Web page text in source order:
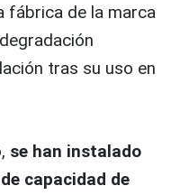
fábrica de la marca
tras su uso en
se han instalado
capacidad de